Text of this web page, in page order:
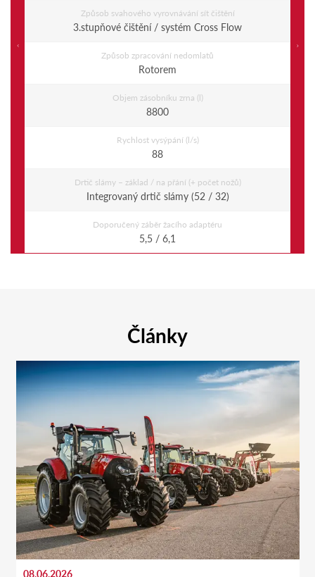
Způsob svahového vyrovnávání sít čištění
3.stupňové čištění / systém Cross Flow
Způsob zpracování nedomlatů
Rotorem
Objem zásobníku zrna (l)
8800
Rychlost vysýpání (l/s)
88
Drtič slámy – základ / na přání (+ počet nožů)
Integrovaný drtič slámy (52 / 32)
Doporučený záběr žacího adaptéru
5,5 / 6,1
Články
08.06.2026